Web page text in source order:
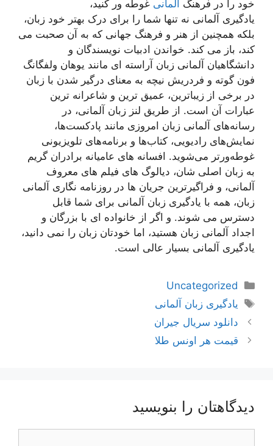
خود را در فرهنگ آلمانی غوطه ور کنید،
یادگیری آلمانی نه تنها شما را برای درک بهتر خود زبان،
بلکه همچنین از هنر و فرهنگ جهانی که به آن صحبت می
کند، باز می کند. خواندن ادبیات نویسندگان و
دانشگاهیان آلمانی زبان آراسته ای مانند یوهان ولفگانگ
فون گوته و فردریش نیچه به معنای درگیر شدن با زبان
در برخی از زیباترین، عمیق ترین و شاعرانه ترین
عبارات آن است. از طریق لنز زبان آلمانی، در
رسانه‌های آلمانی زبان امروزی مانند پادکست‌ها،
نمایش‌های رادیویی، کتاب‌ها و برنامه‌های تلویزیونی
غوطه‌ورتر می‌شوید. افسانه های عامیانه برادران گریم
به زبان اصلی شان، دیالوگ های فیلم های معروف
آلمانی، و فراگیرترین جریان ها در روزنامه نگاری آلمانی
زبان، همه با یادگیری زبان آلمانی برای شما قابل
دسترس می شوند. و اگر از خانواده ای با بزرگان و
اجداد آلمانی زبان هستید، اما خودتان زبان را نمی دانید،
یادگیری آلمانی بسیار عالی است.
دسته‌ها
Uncategorized
برچسب‌ها
یادگیری زبان آلمانی
ناوبری
نوشته‌ها
دانلود سریال جیران
قیمت هر اونس طلا
دیدگاهتان را بنویسید